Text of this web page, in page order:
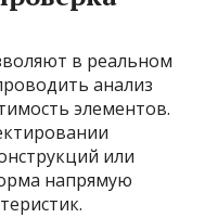
в реальном
анализ
элементов.
или
напрямую